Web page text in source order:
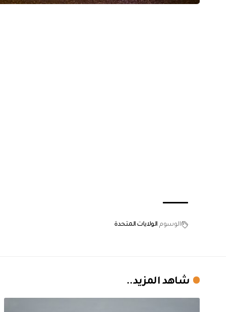
الوسوم الولايات المتحدة
شاهد المزيد..